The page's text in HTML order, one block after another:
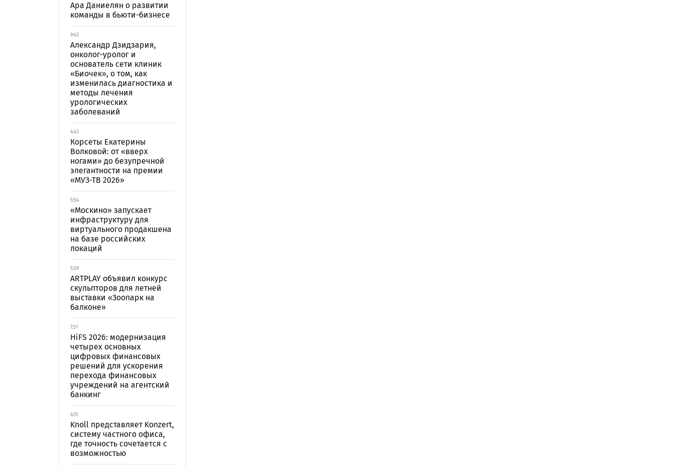
Ара Даниелян о развитии
команды в бьюти-бизнесе
9:43
Александр Дзидзария,
онколог-уролог и
основатель сети клиник
«Биочек», о том, как
изменилась диагностика и
методы лечения
урологических
заболеваний
4:43
Корсеты Екатерины
Волковой: от «вверх
ногами» до безупречной
элегантности на премии
«МУЗ-ТВ 2026»
5:54
«Москино» запускает
инфраструктуру для
виртуального продакшена
на базе российских
локаций
5:59
ARTPLAY объявил конкурс
скульпторов для летней
выставки «Зоопарк на
балконе»
7:57
HiFS 2026: модернизация
четырех основных
цифровых финансовых
решений для ускорения
перехода финансовых
учреждений на агентский
банкинг
4:51
Knoll представляет Konzert,
систему частного офиса,
где точность сочетается с
возможностью